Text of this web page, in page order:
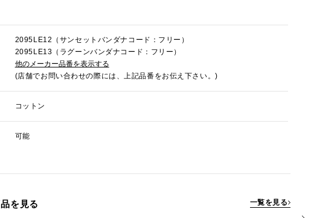
2095LE12（サンセットバンダナコード：フリー）
2095LE13（ラグーンバンダナコード：フリー）
他のメーカー品番を表示する
(店舗でお問い合わせの際には、上記品番をお伝え下さい。)
コットン
可能
を見る 一覧を見る